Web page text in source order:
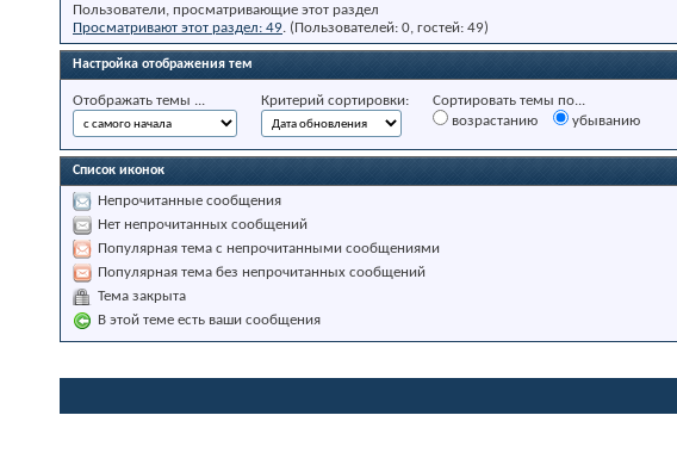
Пользователи, просматривающие этот раздел
Просматривают этот раздел: 49. (Пользователей: 0, гостей: 49)
Настройка отображения тем
Отображать темы ... Критерий сортировки:
Сортировать темы по...
возрастанию
убыванию
Список иконок
Непрочитанные сообщения
Нет непрочитанных сообщений
Популярная тема с непрочитанными сообщениями
Популярная тема без непрочитанных сообщений
Тема закрыта
В этой теме есть ваши сообщения